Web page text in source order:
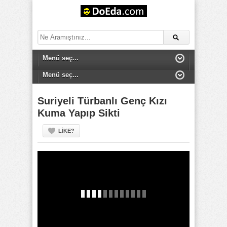
Suriyeli Türbanlı Genç Kızı
Kuma Yapıp Sikti
LIKE?